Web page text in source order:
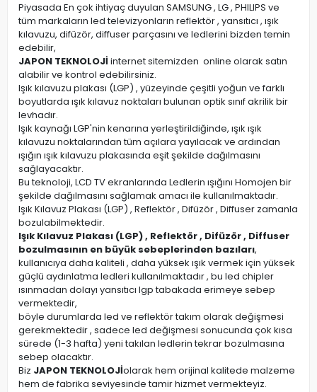
Piyasada En çok ihtiyaç duyulan SAMSUNG , LG , PHILIPS ve
tüm markaların led televizyonların reflektör , yansıtıcı , ışık
kılavuzu, difüzör, diffuser parçasını ve ledlerini bizden temin
edebilir,
JAPON TEKNOLOJİ internet sitemizden online olarak satın
alabilir ve kontrol edebilirsiniz.
Işık kılavuzu plakası (LGP) , yüzeyinde çeşitli yoğun ve farklı
boyutlarda ışık kılavuz noktaları bulunan optik sınıf akrilik bir
levhadır.
Işık kaynağı LGP'nin kenarına yerleştirildiğinde, ışık ışık
kılavuzu noktalarından tüm açılara yayılacak ve ardından
ışığın ışık kılavuzu plakasında eşit şekilde dağılmasını
sağlayacaktır.
Bu teknoloji, LCD TV ekranlarında Ledlerin ışığını Homojen bir
şekilde dağılmasını sağlamak amacı ile kullanılmaktadır.
Işık Kılavuz Plakası (LGP) , Reflektör , Difüzör , Diffuser zamanla
bozulabilmektedir.
Işık Kılavuz Plakası (LGP) , Reflektör , Difüzör , Diffuser
bozulmasının en büyük sebeplerinden bazıları,
kullanıcıya daha kaliteli , daha yüksek ışık vermek için yüksek
güçlü aydınlatma ledleri kullanılmaktadır , bu led chipler
ısınmadan dolayı yansıtıcı lgp tabakada erimeye sebep
vermektedir,
böyle durumlarda led ve reflektör takım olarak değişmesi
gerekmektedir , sadece led değişmesi sonucunda çok kısa
sürede (1-3 hafta) yeni takılan ledlerin tekrar bozulmasına
sebep olacaktır.
Biz JAPON TEKNOLOJİolarak hem orijinal kalitede malzeme
hem de fabrika seviyesinde tamir hizmet vermekteyiz.